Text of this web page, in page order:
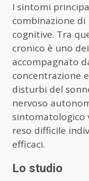
I sintomi
combinazione
cognitive. Tra
cronico è uno
accompagnato
concentrazione
disturbi del
nervoso
sintomatologico
reso difficile
efficaci.
Lo studio